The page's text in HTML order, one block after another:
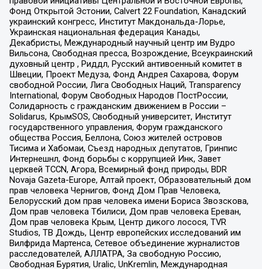
Фонд Открытой Эстонии, Calvert 22 Foundation, Канадский
украинский конгресс, Институт Макдональда-Лорье,
Украинская национальная федерация Канады,
Декабристы, Международный научный центр им Вудро
Вильсона, Свободная пресса, Возрождение, Всеукраинский
духовный центр , Риддл, Русский антивоенный комитет в
Швеции, Проект Медуза, Фонд Андрея Сахарова, Форум
свободной России, Лига Свободных Наций, Transparеncy
International, Форум Свободных Народов ПостРоссии,
Солидарность с гражданским движением в России –
Solidarus, КрымSOS, Свободный университет, Институт
государственного управления, Форум гражданского
общества Россия, Беллона, Союз жителей островов
Тисима и Хабомаи, Съезд народных депутатов, Гринпис
Интернешнл, Фонд борьбы с коррупцией Инк, Завет
церквей TCCN, Агора, Всемирный фонд природы, BDR
Novaja Gazeta-Europe, Алтай проект, Образовательный дом
прав человека Чернигов, Фонд Дом Прав Человека,
Белорусский дом прав человека имени Бориса Звозскова,
Дом прав человека Тбилиси, Дом прав человека Ереван,
Дом прав человека Крым, Центр дикого лосося, TVR
Studios, ТВ Дождь, Центр европейских исследований им
Вилфрида Мартенса, Сетевое объединение журналистов
расследователей, АЛЛАТРА, За свободную Россию,
Свободная Бурятия, Uralic, UnKremlin, Международная